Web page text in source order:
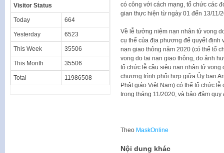
có công với cách mạng, tổ chức các
gian thực hiện từ ngày 01 đến 13/11/
Về lễ tưởng niệm nạn nhân tử vong
cụ thể của địa phương để quyết định
nạn giao thông năm 2020 (có thể tổ
vong do tai nạn giao thông, do ảnh
tổ chức lễ cầu siêu nạn nhân tử vong
chương trình phối hợp giữa Ủy ban
Phật giáo Việt Nam) có thể tổ chức
trong tháng 11/2020, và bảo đảm
Theo MaskOnline
Nội dung khác
Visitor Status
Today 664
Yesterday 6523
This Week 35506
This Month 35506
Total 11986508